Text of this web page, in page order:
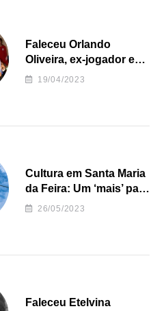
Faleceu Orlando
Oliveira, ex-jogador e
treinador da formação
19/04/2023
Cultura em Santa Maria
da Feira: Um ‘mais’ para
o Concelho
26/05/2023
Faleceu Etelvina